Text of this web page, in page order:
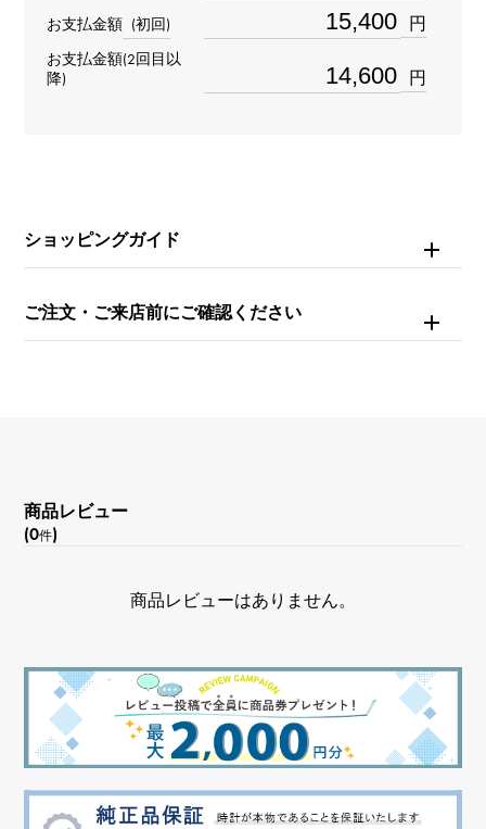
お支払金額 (初回) 円
お支払金額(2回目以
降)
円
ショッピングガイド
ご注文・ご来店前にご確認ください
商品レビュー
(0件)
商品レビューはありません。